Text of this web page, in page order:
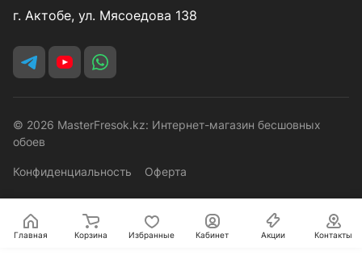
г. Актобе, ул. Мясоедова 138
© 2026 MasterFresok.kz: Интернет-магазин бесшовных
обоев
Конфиденциальность Оферта
Главная Корзина Избранные Кабинет Акции Контакты